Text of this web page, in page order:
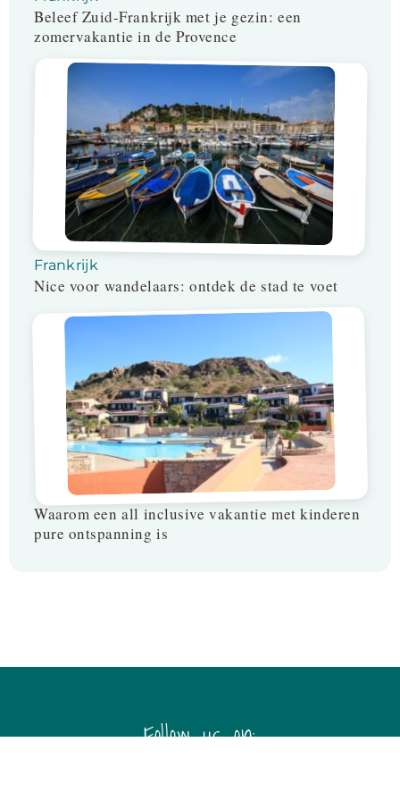
Beleef Zuid-Frankrijk met je gezin: een
zomervakantie in de Provence
Frankrijk
Nice voor wandelaars: ontdek de stad te voet
Waarom een all inclusive vakantie met kinderen
pure ontspanning is
Follow us on: